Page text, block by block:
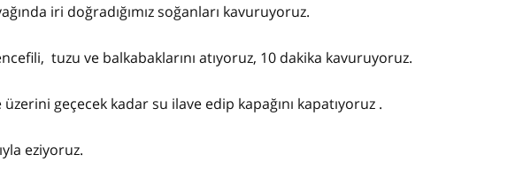
iri doğradığımız soğanları kavuruyoruz.
tuzu ve balkabaklarını atıyoruz, 10 dakika kavuruyoruz.
geçecek kadar su ilave edip kapağını kapatıyoruz .
eziyoruz.